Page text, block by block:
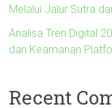
Melalui Jalur Sutra
Analisa Tren Digital
dan Keamanan
Recent